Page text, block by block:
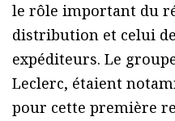
le rôle important du
distribution et celui
expéditeurs. Le
Leclerc, étaient
pour cette première